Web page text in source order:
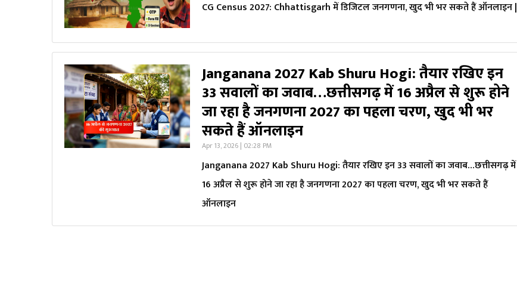
CG Census 2027: Chhattisgarh में डिजिटल जनगणना, खुद भी भर सकते हैं ऑनलाइन |
Janganana 2027 Kab Shuru Hogi: तैयार रखिए इन
33 सवालों का जवाब…छत्तीसगढ़ में 16 अप्रैल से शुरू होने
जा रहा है जनगणना 2027 का पहला चरण, खुद भी भर
सकते हैं ऑनलाइन
Apr 13, 2026 | 02:28 PM
Janganana 2027 Kab Shuru Hogi: तैयार रखिए इन 33 सवालों का जवाब…छत्तीसगढ़ में
16 अप्रैल से शुरू होने जा रहा है जनगणना 2027 का पहला चरण, खुद भी भर सकते हैं
ऑनलाइन